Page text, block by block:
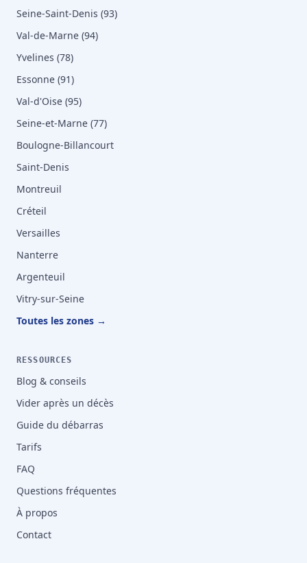
Seine-Saint-Denis (93)
Val-de-Marne (94)
Yvelines (78)
Essonne (91)
Val-d'Oise (95)
Seine-et-Marne (77)
Boulogne-Billancourt
Saint-Denis
Montreuil
Créteil
Versailles
Nanterre
Argenteuil
Vitry-sur-Seine
Toutes les zones →
RESSOURCES
Blog & conseils
Vider après un décès
Guide du débarras
Tarifs
FAQ
Questions fréquentes
À propos
Contact